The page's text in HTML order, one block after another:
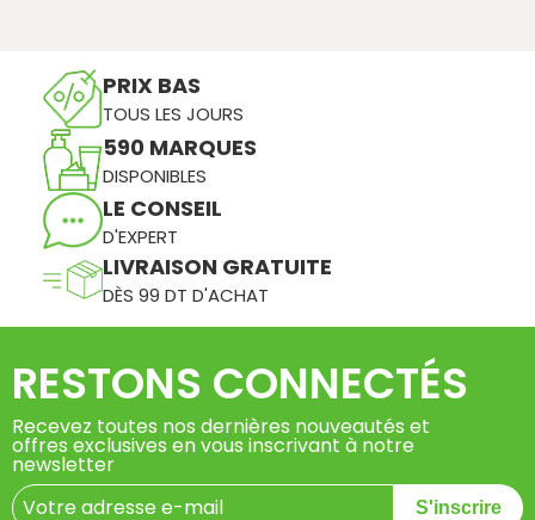
PRIX BAS
TOUS LES JOURS
590 MARQUES
DISPONIBLES
LE CONSEIL
D'EXPERT
LIVRAISON GRATUITE
DÈS 99 DT D'ACHAT
RESTONS CONNECTÉS
Recevez toutes nos dernières nouveautés et
offres exclusives en vous inscrivant à notre
newsletter
S'inscrire